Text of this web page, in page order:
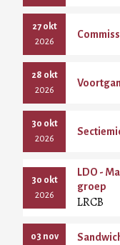
27 okt
2026
28 okt
2026
30 okt
2026
30 okt
2026
LDO -
groep
LRCB
03 nov